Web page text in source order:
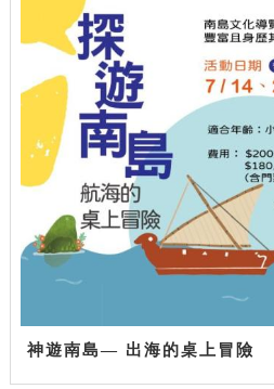
神遊南島— 出海的桌上冒險